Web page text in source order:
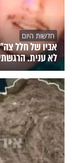
חדשות היום
אביו של חלל
לא ענית.